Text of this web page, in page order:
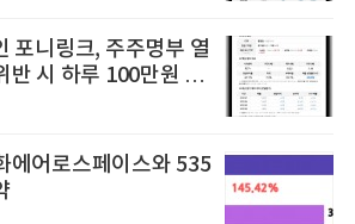
포니링크, 주주명부 열
시 하루 100만원 청
에어로스페이스와 535